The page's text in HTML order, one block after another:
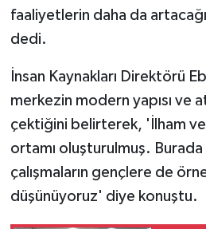
faaliyetlerin daha da
dedi.
İnsan Kaynakları Direktörü
merkezin modern yapısı ve
çektiğini belirterek, 'İlham
ortamı oluşturulmuş. Burada
çalışmaların gençlere de
düşünüyoruz' diye konuştu.